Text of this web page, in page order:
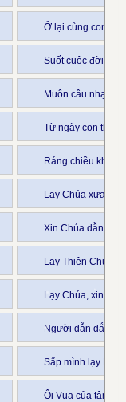
Ở lại cùng con
Suốt cuộc đời
Muôn câu nhạc
Từ ngày con theo
Ráng chiều khuất
Lạy Chúa xưa
Xin Chúa dẫn
Lạy Thiên Chúa
Lạy Chúa, xin
Người dẫn dắt tôi
Sấp mình lạy Ba
Ôi Vua của tâm